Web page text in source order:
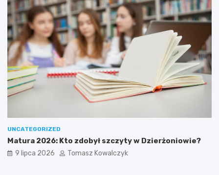
UNCATEGORIZED
Matura 2026: Kto zdobył szczyty w Dzierżoniowie?
9 lipca 2026 Tomasz Kowalczyk